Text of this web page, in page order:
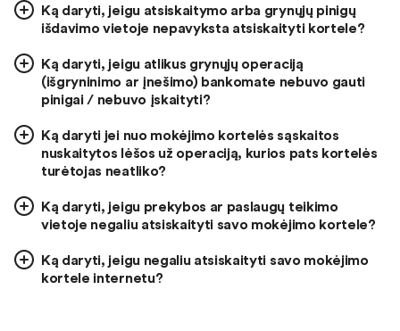
Ką daryti, jeigu atsiskaitymo arba grynųjų pinigų
išdavimo vietoje nepavyksta atsiskaityti kortele?
Ką daryti, jeigu atlikus grynųjų operaciją
(išgryninimo ar įnešimo) bankomate nebuvo gauti
pinigai / nebuvo įskaityti?
Ką daryti jei nuo mokėjimo kortelės sąskaitos
nuskaitytos lėšos už operaciją, kurios pats kortelės
turėtojas neatliko?
Ką daryti, jeigu prekybos ar paslaugų teikimo
vietoje negaliu atsiskaityti savo mokėjimo kortele?
Ką daryti, jeigu negaliu atsiskaityti savo mokėjimo
kortele internetu?